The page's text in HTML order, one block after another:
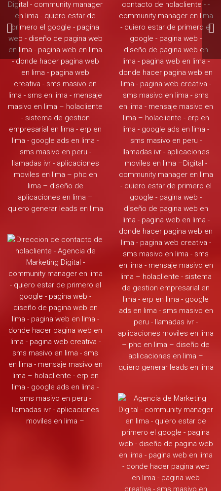
Desarrolla el content
marketing adecuado
para tu marca